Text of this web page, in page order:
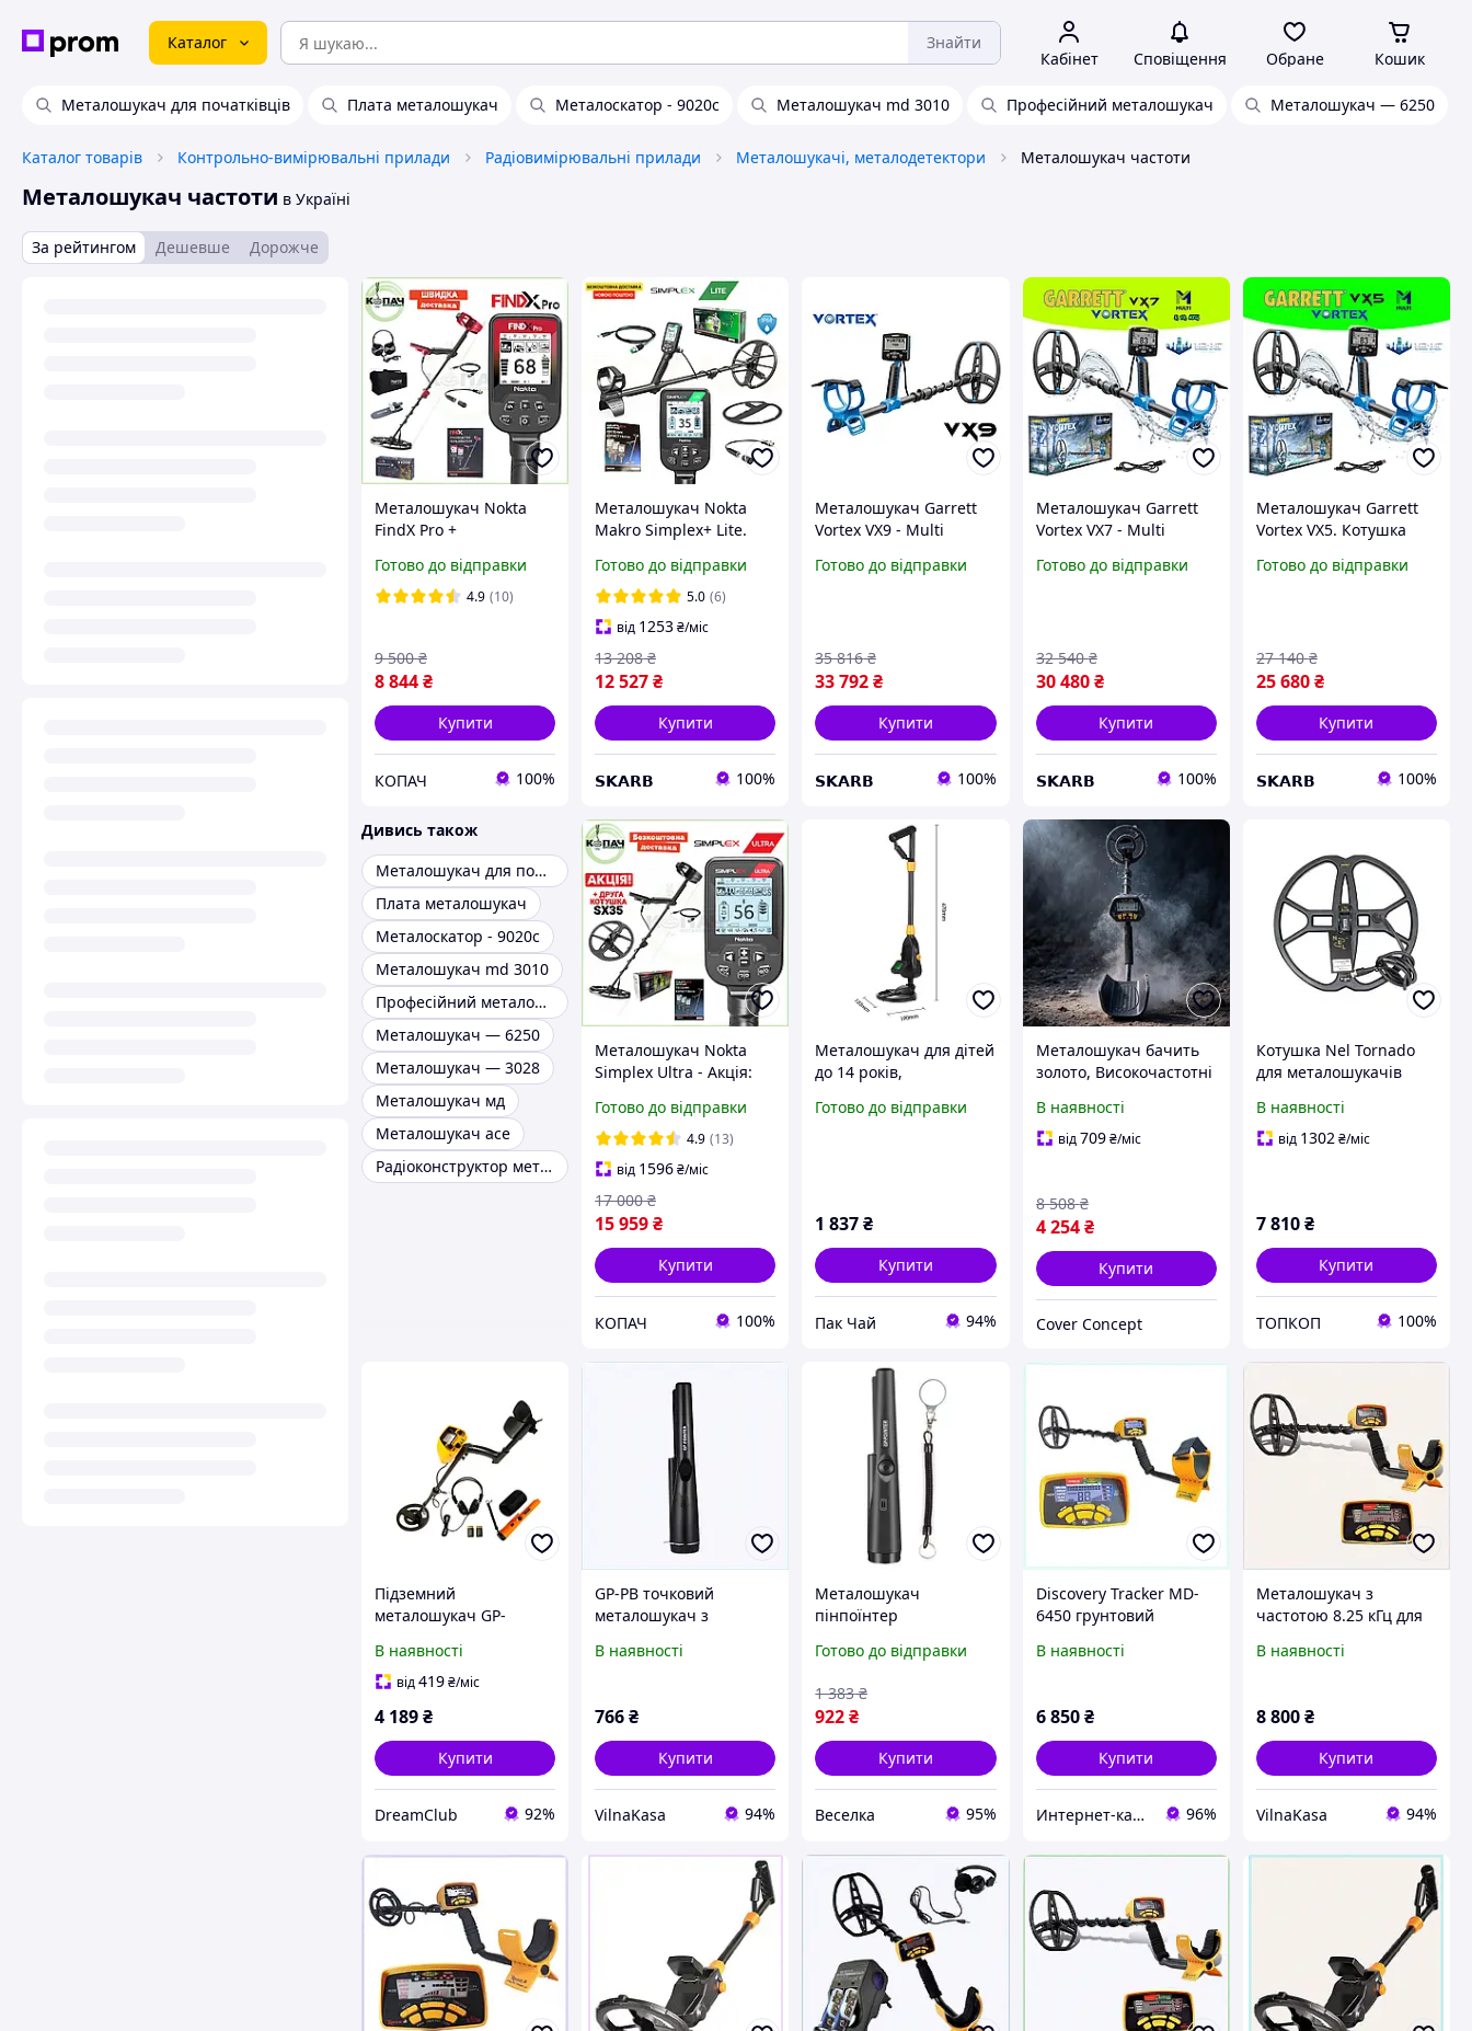
Каталог Знайти
Кабінет Сповіщення Обране Кошик
Металошукач для початківців Плата металошукач Металоскатор - 9020c Металошукач md 3010 Професійний металошукач Металошукач — 6250
Каталог товарів Контрольно-вимірювальні прилади Радіовимірювальні прилади Металошукачі, металодетектори Металошукач частоти
Металошукач частоти в Україні
За рейтингом Дешевше Дорожче
Металошукач Nokta
FindX Pro +
комплект. Захист IP68.
Акумулятор. Частота 15
Готово до відправки
4.9 (10)
8 844₴
9 500 ₴
Купити
КОПАЧ 100%
Металошукач Nokta
Makro Simplex+ Lite.
Водонепроникний
металодетектор Нокта
Лайт. Безкоштовна
доставка
Готово до відправки
5.0 (6)
від 1253₴/міс
12 527₴
13 208 ₴
Купити
𝗦𝗞𝗔𝗥𝗕 100%
Металошукач Garrett
Vortex VX9 - Multi
гарантія!
Готово до відправки
33 792₴
35 816 ₴
Купити
𝗦𝗞𝗔𝗥𝗕 100%
Металошукач Garrett
Vortex VX7 - Multi
гарантія!
Готово до відправки
30 480 ₴
32 540 ₴
Купити
𝗦𝗞𝗔𝗥𝗕 100%
Металошукач Garrett
Vortex VX5. Котушка
частота. IP68. Офіційна
Готово до відправки
25 680₴
27 140 ₴
Купити
𝗦𝗞𝗔𝗥𝗕 100%
Дивись також
Металошукач для початківців
Плата металошукач
Металоскатор - 9020c
Металошукач md 3010
Професійний металошукач
Металошукач — 6250
Металошукач — 3028
Металошукач мд
Металошукач ace
Радіоконструктор металошукач
Металошукач Nokta
Simplex Ultra - Акція:
подарунок! Частота 15
кГц. Гарантія 3 роки!
Безкоштовна доставка
Готово до відправки
4.9 (13)
від 1596₴/міс
15 959₴
17 000 ₴
Купити
КОПАЧ 100%
Металошукач для дітей
до 14 років,
частотою 55.2 кГц
Готово до відправки
1 837₴
Купити
Пак Чай 94%
Металошукач бачить
золото, Високочастотні
Підводний
металошукач для
В наявності
від709 ₴/міс
4 254 ₴
8 508 ₴
Купити
Cover Concept
Котушка Nel Tornado
для металошукачів
305/505/705 Три
частоти 3/7,5/18,75 кГц
В наявності
від 1302₴/міс
7 810₴
Купити
ТОПКОП 100%
Підземний
металошукач GP-
водонепроникною
котушкою частота 6 2
чорний колір
В наявності
від419₴/міс
4 189₴
Купити
DreamClub 92%
GP-PB точковий
металошукач з
кГц P84044C6B3
В наявності
766₴
Купити
VilnaKasa 94%
Металошукач
пінпоїнтер
пошуку металів із
IP66 FLAME
Готово до відправки
922₴
1 383 ₴
Купити
Веселка 95%
Discovery Tracker MD-
6450 грунтовий
10 кГц 272T8747H
В наявності
6 850 ₴
Купити
Интернет-кат​алог ск​​ид​​​ок "TRIVIA" 96%
Металошукач з
частотою 8.25 кГц для
золота, K26831AH49
В наявності
8 800₴
Купити
VilnaKasa 94%